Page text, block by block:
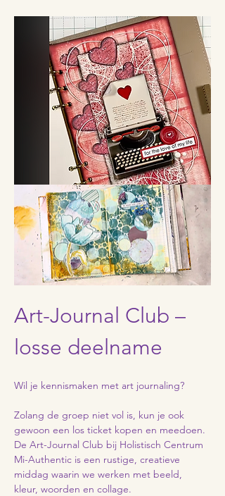
Art-Journal Club –
losse deelname
Wil je kennismaken met art journaling?
Zolang de groep niet vol is, kun je ook
gewoon een los ticket kopen en meedoen.
De Art-Journal Club bij Holistisch Centrum
Mi-Authentic is een rustige, creatieve
middag waarin we werken met beeld,
kleur, woorden en collage.